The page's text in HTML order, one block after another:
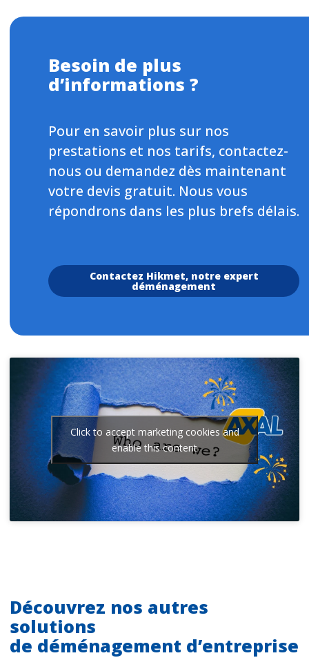
Besoin de plus
d’informations ?
Pour en savoir plus sur nos
prestations et nos tarifs, contactez-
nous ou demandez dès maintenant
votre devis gratuit. Nous vous
répondrons dans les plus brefs délais.
Contactez Hikmet, notre expert
déménagement
Click to accept marketing cookies and
enable this content
Découvrez nos autres
solutions
de déménagement d’entreprise